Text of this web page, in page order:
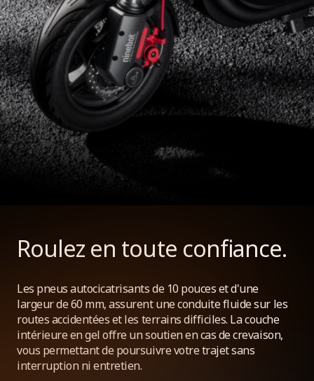
Roulez en toute confiance.
Les pneus autocicatrisants de 10 pouces et d'une
largeur de 60 mm, assurent une conduite fluide sur les
routes accidentées et les terrains difficiles. La couche
intérieure en gel offre un soutien en cas de crevaison,
vous permettant de poursuivre votre trajet sans
interruption ni entretien.